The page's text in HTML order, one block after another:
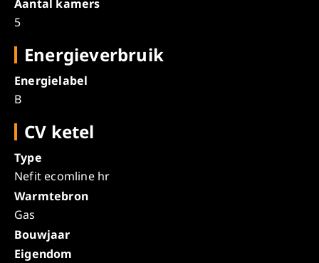
Aantal kamers
5
Energieverbruik
Energielabel
B
CV ketel
Type
Nefit ecomline hr
Warmtebron
Gas
Bouwjaar
Eigendom